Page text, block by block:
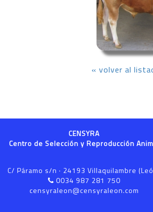
« volver al
CENSYRA
Centro de Selección y Reproducción
C/ Páramo s/n · 24193 Villaquilambre
0034 987 281 750
censyraleon@censyraleon.com